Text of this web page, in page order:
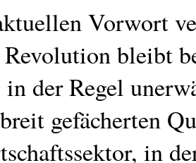
Vorwort
bleibt
der Regel
gefächerten
in